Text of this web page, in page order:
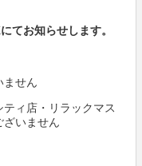
てお知らせします。
ません
ィ店・リラックマス
ざいません